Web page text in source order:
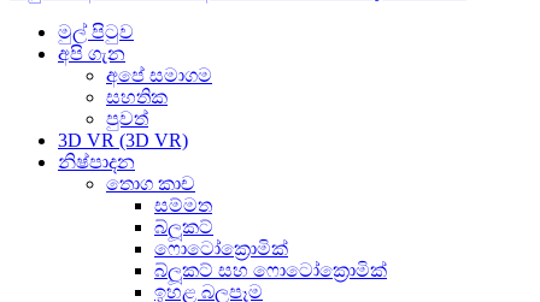
මුල් පිටුව
අපි ගැන
අපේ සමාගම
සහතික
පුවත්
3D VR (3D VR)
නිෂ්පාදන
තොග කාච
සම්මත
බ්ලූකට්
ෆොටෝක්‍රොමික්
බ්ලූකට් සහ ෆොටෝක්‍රොමික්
ඉහළ බලපෑම